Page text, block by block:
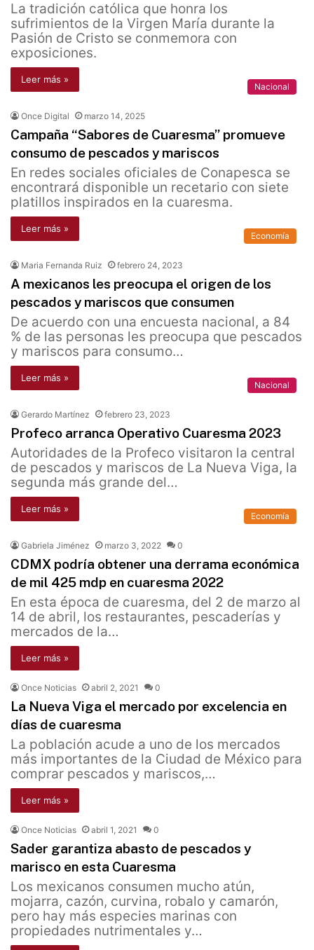
La tradición católica que honra los
sufrimientos de la Virgen María durante la
Pasión de Cristo se conmemora con
exposiciones.
Leer más »
Nacional
Once Digital marzo 14, 2025
Campaña “Sabores de Cuaresma” promueve
consumo de pescados y mariscos
En redes sociales oficiales de Conapesca se
encontrará disponible un recetario con siete
platillos inspirados en la cuaresma.
Leer más »
Economía
Maria Fernanda Ruiz febrero 24, 2023
A mexicanos les preocupa el origen de los
pescados y mariscos que consumen
De acuerdo con una encuesta nacional, a 84
% de las personas les preocupa que pescados
y mariscos para consumo…
Leer más »
Nacional
Gerardo Martínez febrero 23, 2023
Profeco arranca Operativo Cuaresma 2023
Autoridades de la Profeco visitaron la central
de pescados y mariscos de La Nueva Viga, la
segunda más grande del…
Leer más »
Economía
Gabriela Jiménez marzo 3, 2022 0
CDMX podría obtener una derrama económica
de mil 425 mdp en cuaresma 2022
En esta época de cuaresma, del 2 de marzo al
14 de abril, los restaurantes, pescaderías y
mercados de la…
Leer más »
Once Noticias abril 2, 2021 0
La Nueva Viga el mercado por excelencia en
días de cuaresma
La población acude a uno de los mercados
más importantes de la Ciudad de México para
comprar pescados y mariscos,…
Leer más »
Once Noticias abril 1, 2021 0
Sader garantiza abasto de pescados y
marisco en esta Cuaresma
Los mexicanos consumen mucho atún,
mojarra, cazón, curvina, robalo y camarón,
pero hay más especies marinas con
propiedades nutrimentales y…